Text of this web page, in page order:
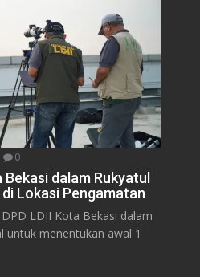
0
dalam Rukyatul
Lokasi Pengamatan
LDII Kota Bekasi dalam
untuk menentukan awal 1